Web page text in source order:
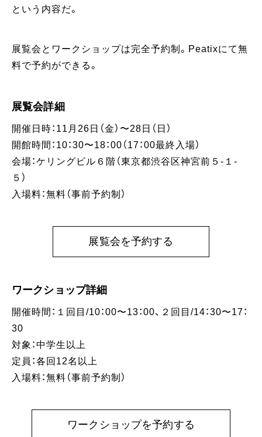
という内容だ。
展覧会とワークショップは完全予約制。Peatixにて無
料で予約ができる。
展覧会詳細
開催日時：11月26日（金）〜28日（日）
開館時間：10：30〜18：00（17：00最終入場）
会場：ケリングビル６階（東京都渋谷区神宮前５-１-
５）
入場料：無料（事前予約制）
展覧会を予約する
ワークショップ詳細
開催時間：１回目/10：00〜13：00、２回目/14：30〜17：
30
対象：中学生以上
定員：各回12名以上
入場料：無料（事前予約制）
ワークショップを予約する